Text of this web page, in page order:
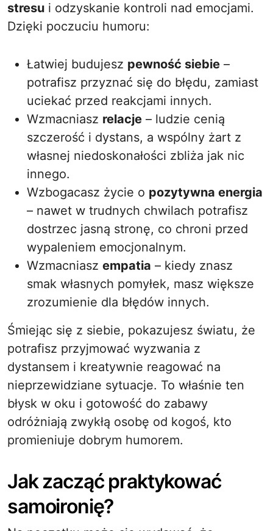
stresu i odzyskanie kontroli nad emocjami.
Dzięki poczuciu humoru:
Łatwiej budujesz pewność siebie –
potrafisz przyznać się do błędu, zamiast
uciekać przed reakcjami innych.
Wzmacniasz relacje – ludzie cenią
szczerość i dystans, a wspólny żart z
własnej niedoskonałości zbliża jak nic
innego.
Wzbogacasz życie o pozytywna energia
– nawet w trudnych chwilach potrafisz
dostrzec jasną stronę, co chroni przed
wypaleniem emocjonalnym.
Wzmacniasz empatia – kiedy znasz
smak własnych pomyłek, masz większe
zrozumienie dla błędów innych.
Śmiejąc się z siebie, pokazujesz światu, że
potrafisz przyjmować wyzwania z
dystansem i kreatywnie reagować na
nieprzewidziane sytuacje. To właśnie ten
błysk w oku i gotowość do zabawy
odróżniają zwykłą osobę od kogoś, kto
promieniuje dobrym humorem.
Jak zacząć praktykować
samoironię?